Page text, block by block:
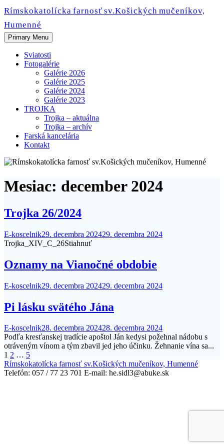
Skip
to
content
Rímskokatolícka farnosť sv.Košických mučeníkov,
Humenné
Primary Menu
Sviatosti
Fotogalérie
Galérie 2026
Galérie 2025
Galérie 2024
Galérie 2023
TROJKA
Trojka – aktuálna
Trojka – archív
Farská kancelária
Kontakt
Mesiac: december 2024
Trojka 26/2024
E-koscelnik29. decembra 202429. decembra 2024
Trojka_XIV_C_26Stiahnuť
Oznamy na Vianočné obdobie
E-koscelnik29. decembra 202429. decembra 2024
Pi lásku svätého Jána
E-koscelnik28. decembra 202428. decembra 2024
Podľa kresťanskej tradície apoštol Ján kedysi požehnal nádobu s
otráveným vínom a tým zbavil jed jeho účinku. Žehnanie vína sa...
Stránkovanie
príspevkov
1 2 … 5
Rímskokatolícka farnosť sv.Košických mučeníkov, Humenné
Telefón: 057 / 77 23 701 E-mail: he.sidl3@abuke.sk